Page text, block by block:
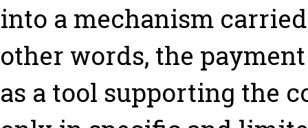
into a mechanism
other words, the
as a tool supporting the